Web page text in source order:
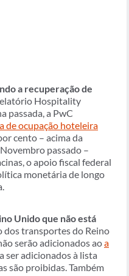
a recuperação de
Hospitality
passada, a PwC
de ocupação hoteleira
cento – acima da
passado –
o apoio fiscal federal
monetária de longo
Unido que não está
dos transportes do Reino
serão adicionados aoa
ser adicionados à lista
são proibidas. Também